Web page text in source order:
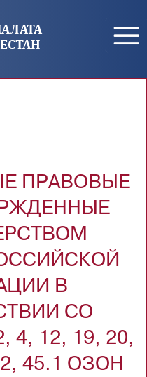
ПРАВОВЫЕ
В
СО
4, 12, 19, 20,
45.1 ОЗОН